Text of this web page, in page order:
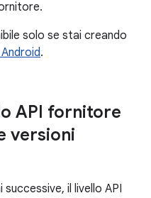
solo se stai creando
.
API fornitore
versioni
successive, il livello API